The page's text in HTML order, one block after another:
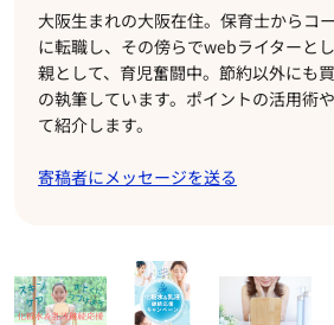
大阪生まれの大阪在住。保育士からコ
に転職し、その傍らでwebライターと
親として、育児奮闘中。節約以外にも
の執筆しています。ポイントの活用術
て紹介します。
寄稿者にメッセージを送る